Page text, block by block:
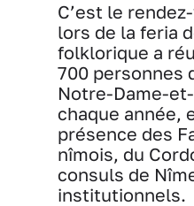
C’est le
lors de la feria
folklorique a
700 personnes
Notre-Dame-
chaque année,
présence des
nîmois, du
consuls de
institutionnels.